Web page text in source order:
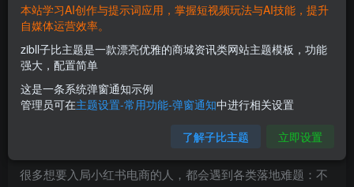
很多想要入局小红书电商的人，都会遇到各类落地难题：不
本站学习AI创作与提示词应用，掌握短视频玩法与AI技能，提升
自媒体运营效率。
zibll子比主题是一款漂亮优雅的商城资讯类网站主题模板，功能
强大，配置简单
这是一条系统弹窗通知示例
管理员可在主题设置-常用功能-弹窗通知中进行相关设置
了解子比主题 立即设置